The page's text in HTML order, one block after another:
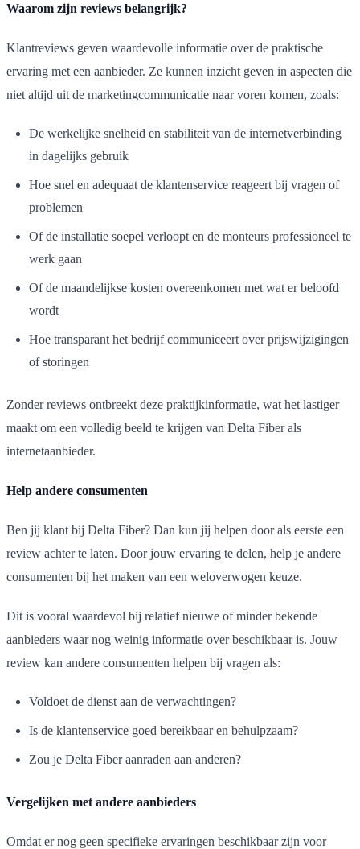
Waarom zijn reviews belangrijk?
Klantreviews geven waardevolle informatie over de praktische
ervaring met een aanbieder. Ze kunnen inzicht geven in aspecten die
niet altijd uit de marketingcommunicatie naar voren komen, zoals:
De werkelijke snelheid en stabiliteit van de internetverbinding
in dagelijks gebruik
Hoe snel en adequaat de klantenservice reageert bij vragen of
problemen
Of de installatie soepel verloopt en de monteurs professioneel te
werk gaan
Of de maandelijkse kosten overeenkomen met wat er beloofd
wordt
Hoe transparant het bedrijf communiceert over prijswijzigingen
of storingen
Zonder reviews ontbreekt deze praktijkinformatie, wat het lastiger
maakt om een volledig beeld te krijgen van Delta Fiber als
internetaanbieder.
Help andere consumenten
Ben jij klant bij Delta Fiber? Dan kun jij helpen door als eerste een
review achter te laten. Door jouw ervaring te delen, help je andere
consumenten bij het maken van een weloverwogen keuze.
Dit is vooral waardevol bij relatief nieuwe of minder bekende
aanbieders waar nog weinig informatie over beschikbaar is. Jouw
review kan andere consumenten helpen bij vragen als:
Voldoet de dienst aan de verwachtingen?
Is de klantenservice goed bereikbaar en behulpzaam?
Zou je Delta Fiber aanraden aan anderen?
Vergelijken met andere aanbieders
Omdat er nog geen specifieke ervaringen beschikbaar zijn voor